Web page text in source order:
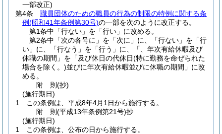
一部改正)
第4条
職員団体のための職員の行為の制限の特例に関する条
例(昭和41年条例第30号)の一部を次のように改正する。
第1条中「行ない」を「行い」に改める。
第2条中「次の各号に」を「次に」に、「行ない」を「行
い」に、「行なう」を「行う」に、「、年次有給休暇及び
休職の期間」を「及び休日の代休日(特に勤務を命ぜられた
場合を除く。)並びに年次有給休暇並びに休職の期間」に改
める。
附 則(抄)
(施行期日)
1
この条例は、平成8年4月1日から施行する。
附 則(平成13年条例第21号)抄
(施行期日)
1
この条例は、公布の日から施行する。